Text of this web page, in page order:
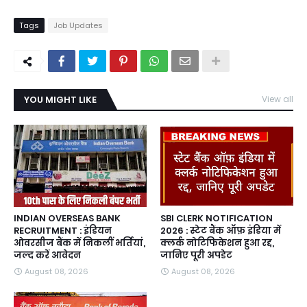
Tags Job Updates
YOU MIGHT LIKE View all
INDIAN OVERSEAS BANK
RECRUITMENT : इंडियन
ओवरसीज बैंक में निकलीं भर्तियां,
जल्द करें आवेदन
August 08, 2026
SBI CLERK NOTIFICATION
2026 : स्टेट बैंक ऑफ़ इंडिया में
क्लर्क नोटिफिकेशन हुआ रद्द,
जानिए पूरी अपडेट
August 08, 2026